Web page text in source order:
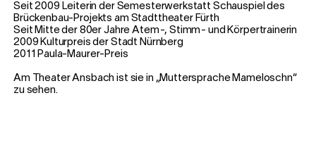
Seit 2009 Leiterin der Semesterwerkstatt Schauspiel des
Brückenbau-Projekts am Stadttheater Fürth
Seit Mitte der 80er Jahre Atem-, Stimm- und Körpertrainerin
2009 Kulturpreis der Stadt Nürnberg
2011 Paula-Maurer-Preis
Am Theater Ansbach ist sie in „Muttersprache Mameloschn“
zu sehen.